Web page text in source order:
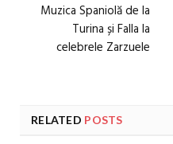
Muzica Spaniolă de la
Turina și Falla la
celebrele Zarzuele
RELATED POSTS